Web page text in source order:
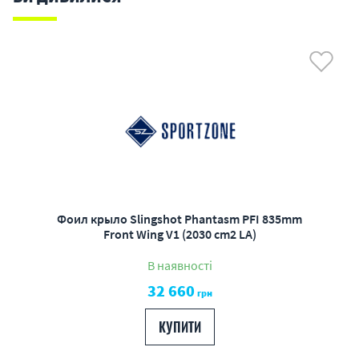
Фоил крыло Slingshot Phantasm PFI 835mm
Front Wing V1 (2030 cm2 LA)
В наявності
32 660грн
КУПИТИ